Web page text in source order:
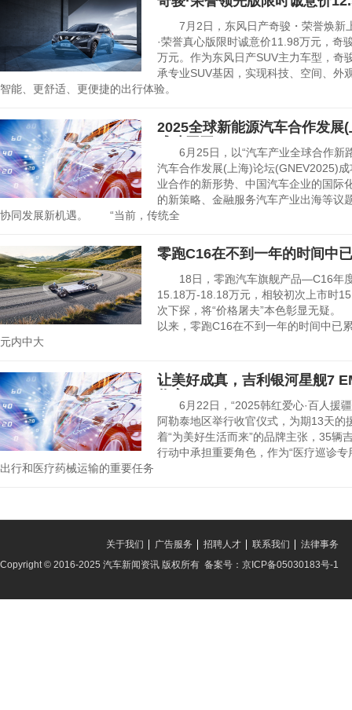
7月2日，东风日产奇骏・荣誉焕新
·荣誉真心版限时诚意价11.98万元，奇
万元。作为东风日产SUV主力车型，奇
承专业SUV基因，实现科技、空间、外
智能、更舒适、更便捷的出行体验。
2025全球新能源汽车合作发展
6月25日，以“汽车产业全球合作新
汽车合作发展(上海)论坛(GNEV2025)
业合作的新形势、中国汽车企业的国际
的新策略、金融服务汽车产业出海等议
协同发展新机遇。 “当前，传统全
零跑C16在不到一年的时间中
18日，零跑汽车旗舰产品—C16年度
15.18万-18.18万元，相较初次上市时
次下探，将“价格屠夫”本色彰显无疑
以来，零跑C16在不到一年的时间中已
元内中大
让美好成真，吉利银河星舰7
6月22日，“2025韩红爱心·百人援疆
阿勒泰地区举行收官仪式，为期13天的
着“为美好生活而来”的品牌主张，35辆
行动中承担重要角色，作为“医疗巡诊
出行和医疗药械运输的重要任务
法律事务
联系我们
招聘人才
广告服务
关于我们
Copyright © 2016-2025 汽车新闻资讯 版权所有 备案号：京ICP备05030183号-1